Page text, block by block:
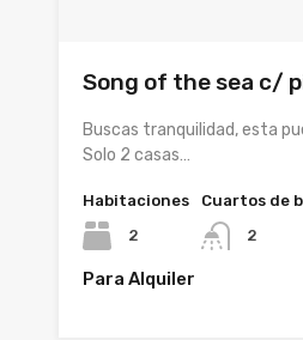
Song of the sea c/
Buscas tranquilidad, esta
Solo 2 casas…
Habitaciones
2
Cuartos de
2
Para Alquiler